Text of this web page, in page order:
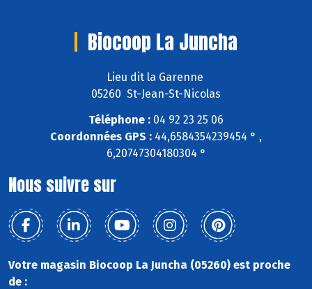
Biocoop La Juncha
Lieu dit la Garenne
05260 St-Jean-St-Nicolas
Téléphone : 04 92 23 25 06
Coordonnées GPS : 44,6584354239454 ° ,
6,20747304180304 °
Nous suivre sur
Votre magasin Biocoop La Juncha (05260) est proche
de :